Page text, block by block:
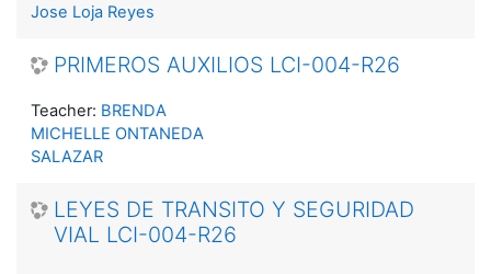
Jose Loja Reyes
PRIMEROS AUXILIOS LCI-004-R26
Teacher: BRENDA
MICHELLE ONTANEDA
SALAZAR
LEYES DE TRANSITO Y SEGURIDAD
VIAL LCI-004-R26